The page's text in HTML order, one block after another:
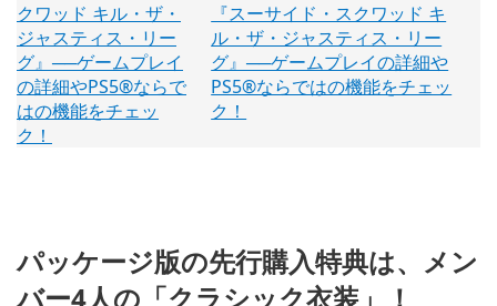
『スーサイド・スクワッド キ
ル・ザ・ジャスティス・リー
グ』──ゲームプレイの詳細や
PS5®ならではの機能をチェッ
ク！
パッケージ版の先行購入特典は、メン
バー4人の「クラシック衣装」！